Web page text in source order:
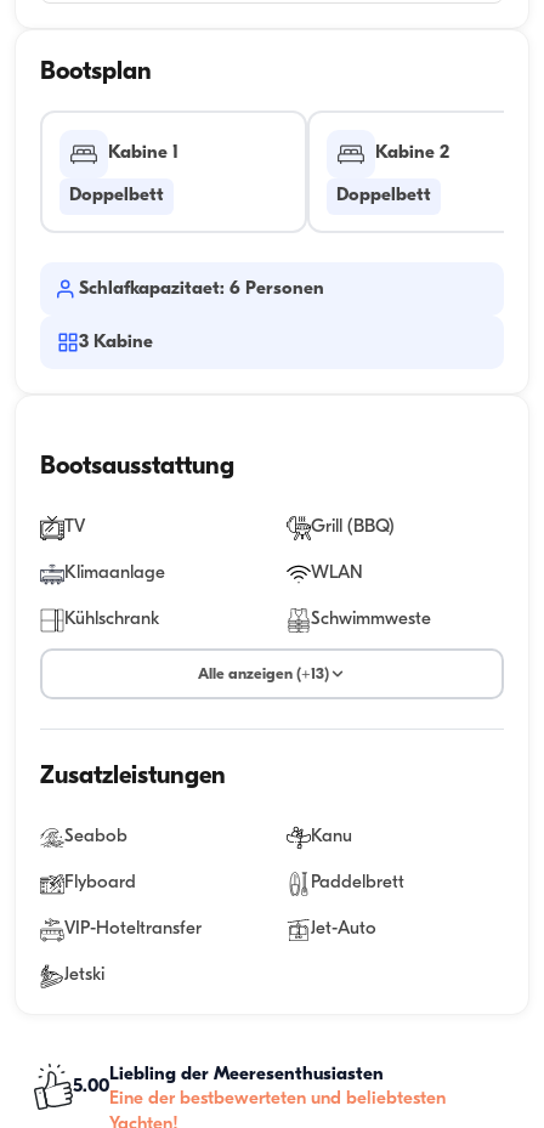
Bootsplan
Kabine 1
Doppelbett
Kabine 2
Doppelbett
Schlafkapazitaet: 6 Personen
3 Kabine
Bootsausstattung
TV Grill (BBQ)
Klimaanlage WLAN
Kühlschrank Schwimmweste
Alle anzeigen (+13)
Zusatzleistungen
Seabob Kanu
Flyboard Paddelbrett
VIP-Hoteltransfer Jet-Auto
Jetski
5.00
Liebling der Meeresenthusiasten
Eine der bestbewerteten und beliebtesten